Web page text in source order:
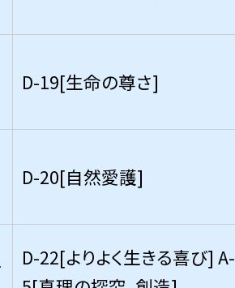
D-19[生命の尊さ]
D-20[自然愛護]
D-22[よりよく生きる喜び] A-